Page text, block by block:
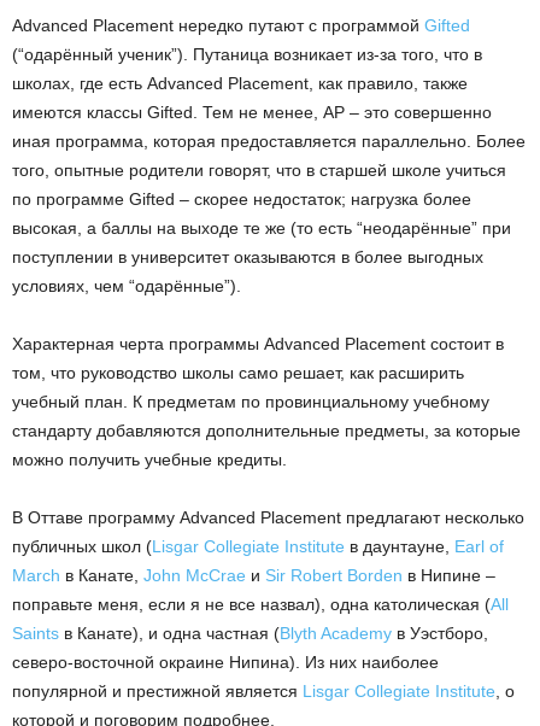
Advanced Placement нередко путают с программой Gifted
(“одарённый ученик”). Путаница возникает из-за того, что в
школах, где есть Advanced Placement, как правило, также
имеются классы Gifted. Тем не менее, АР – это совершенно
иная программа, которая предоставляется параллельно. Более
того, опытные родители говорят, что в старшей школе учиться
по программе Gifted – скорее недостаток; нагрузка более
высокая, а баллы на выходе те же (то есть “неодарённые” при
поступлении в университет оказываются в более выгодных
условиях, чем “одарённые”).
Характерная черта программы Advanced Placement состоит в
том, что руководство школы само решает, как расширить
учебный план. К предметам по провинциальному учебному
стандарту добавляются дополнительные предметы, за которые
можно получить учебные кредиты.
В Оттаве программу Advanced Placement предлагают несколько
публичных школ (Lisgar Collegiate Institute в даунтауне, Earl of
March в Канате, John McCrae и Sir Robert Borden в Нипине –
поправьте меня, если я не все назвал), одна католическая (All
Saints в Канате), и одна частная (Blyth Academy в Уэстборо,
северо-восточной окраине Нипина). Из них наиболее
популярной и престижной является Lisgar Collegiate Institute , о
которой и поговорим подробнее.